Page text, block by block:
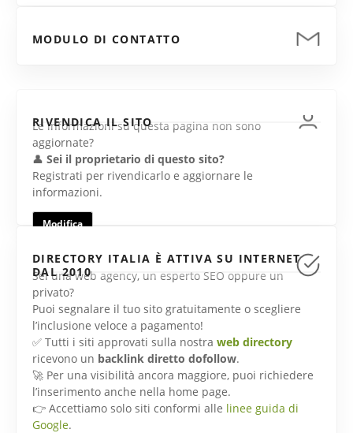
MODULO DI CONTATTO
RIVENDICA IL SITO
Le informazioni su questa pagina non sono
aggiornate?
👤 Sei il proprietario di questo sito?
Registrati per rivendicarlo e aggiornare le
informazioni.
Modifica
DIRECTORY ITALIA È ATTIVA SU INTERNET
DAL 2010
Sei una web agency, un esperto SEO oppure un
privato?
Puoi segnalare il tuo sito gratuitamente o scegliere
l’inclusione veloce a pagamento!
✅ Tutti i siti approvati sulla nostra web directory
ricevono un backlink diretto dofollow.
🚀 Per una visibilità ancora maggiore, puoi richiedere
l’inserimento anche nella home page.
👉 Accettiamo solo siti conformi alle linee guida di
Google.